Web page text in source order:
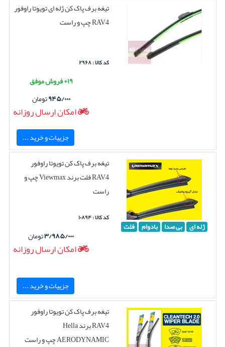
تیغه برف پاک کن ژله ای تویوتا راوفور
RAV4 چپ و راست
کد کالا : ۲۹۶۸
۱۹+ فروش موفق
۹۴۵/۰۰۰تومان
امکان ارسال روزانه
جزییات و خرید ...
ژله ای بی صدا بادوام فلت
تیغه برف پاک کن تویوتا راوفور
RAV4 فلت برند Viewmax چپ و
راست
کد کالا : ۱۰۸۹۴
۳/۹۸۵/۰۰۰تومان
امکان ارسال روزانه
جزییات و خرید ...
تیغه برف پاک کن تویوتا راوفور
RAV4 برند Hella
AERODYNAMIC چپ و راست